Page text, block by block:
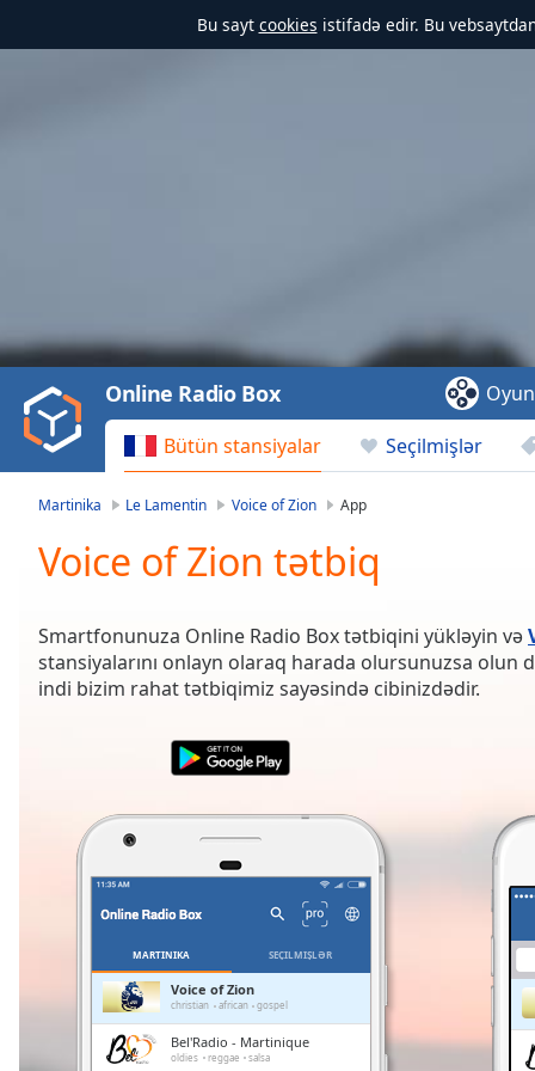
Bu sayt cookies istifadə edir. Bu
Play
Video
Play
Backward
Skip
Current
Time0:00
Duration
-:-
Loaded:
0.00%
Remaining
Bütün stansiyalar Seçilmişlər
Online Radio Box
Martinika Le Lamentin Voice of Zion App
Voice of Zion tətbiq
Smartfonunuza Online Radio Box tətbiqini yükləyin və
stansiyalarını onlayn olaraq harada olursunuzsa olun
indi bizim rahat tətbiqimiz sayəsində cibinizdədir.
MARTINIKA SEÇILMIŞLƏR
Voice of Zion
christian african gospel
Bel'Radio - Martinique
oldies reggae salsa